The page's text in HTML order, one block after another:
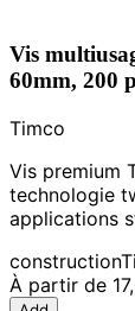
Vis
60mm, 200
Timco
Vis premium
technologie
applications
construction
À partir de